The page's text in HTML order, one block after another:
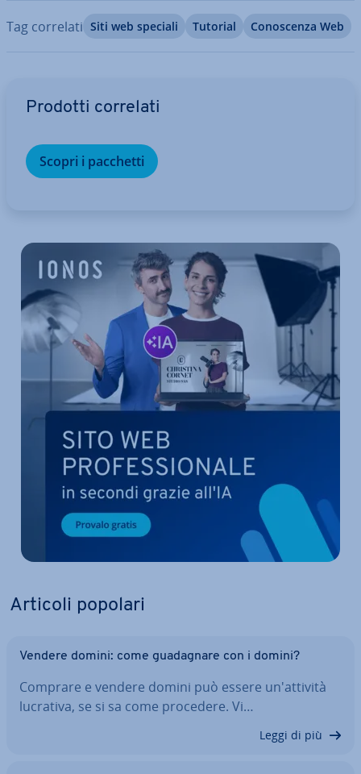
Tag correlati Siti web speciali Tutorial Co­no­scen­za Web
Prodotti correlati
Scopri i pacchetti
Articoli popolari
Vendere domini: come gua­da­gna­re con i domini?
Comprare e vendere domini può essere un'at­ti­vi­tà
lucrativa, se si sa come procedere. Vi…
Leggi di più